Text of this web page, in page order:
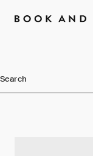
Search